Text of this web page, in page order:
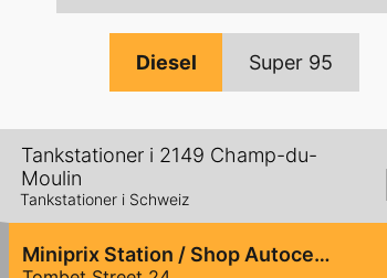
Diesel Super 95
Tankstationer i 2149 Champ-du-
Moulin
Tankstationer i Schweiz
Miniprix Station / Shop Autocentre Peseux SA